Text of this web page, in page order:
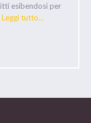
esibendosi per
Leggi tutto...